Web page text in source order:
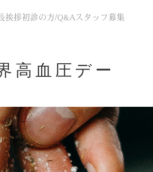
挨拶初診の方/Q&A スタッフ募集
高血圧デー